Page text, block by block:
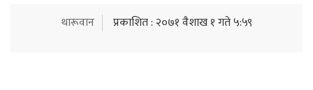
थारूवान प्रकाशित : २०७१ वैशाख १ गते ५:५९